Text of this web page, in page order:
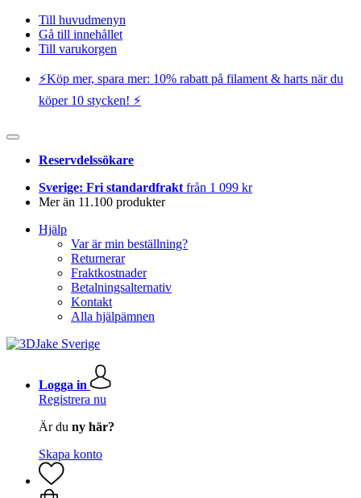
Till huvudmenyn
Gå till innehållet
Till varukorgen
⚡️Köp mer, spara mer: 10% rabatt på filament & harts när du
köper 10 stycken! ⚡️
Reservdelssökare
Sverige: Fri standardfrakt från 1 099 kr
Mer än 11.100 produkter
Hjälp
Var är min beställning?
Returnerar
Fraktkostnader
Betalningsalternativ
Kontakt
Alla hjälpämnen
Logga in
Registrera nu
Är du ny här?
Skapa konto